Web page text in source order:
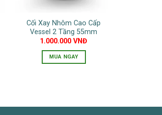
Cối Xay Nhôm Cao Cấp
Vessel 2 Tầng 55mm
1.000.000VNĐ
MUA NGAY